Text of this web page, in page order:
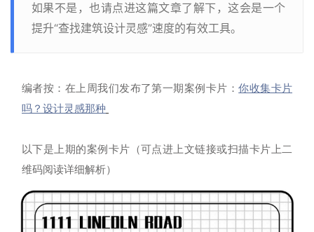
如果不是，也请点进这篇文章了解下，这会是一个
提升“查找建筑设计灵感”速度的有效工具。
编者按：在上周我们发布了第一期案例卡片：你收集卡片
吗？设计灵感那种
以下是上期的案例卡片（可点进上文链接或扫描卡片上二
维码阅读详细解析）